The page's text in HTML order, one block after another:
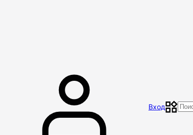
МагазинКонтакты ОтзывыДоставка
Вход